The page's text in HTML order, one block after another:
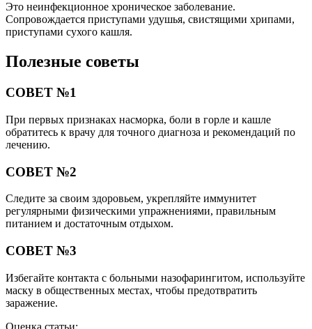
Это неинфекционное хроническое заболевание.
Сопровождается приступами удушья, свистящими хрипами,
приступами сухого кашля.
Полезные советы
СОВЕТ №1
При первых признаках насморка, боли в горле и кашле
обратитесь к врачу для точного диагноза и рекомендаций по
лечению.
СОВЕТ №2
Следите за своим здоровьем, укрепляйте иммунитет
регулярными физическими упражнениями, правильным
питанием и достаточным отдыхом.
СОВЕТ №3
Избегайте контакта с больными назофарингитом, используйте
маску в общественных местах, чтобы предотвратить
заражение.
Оценка статьи: